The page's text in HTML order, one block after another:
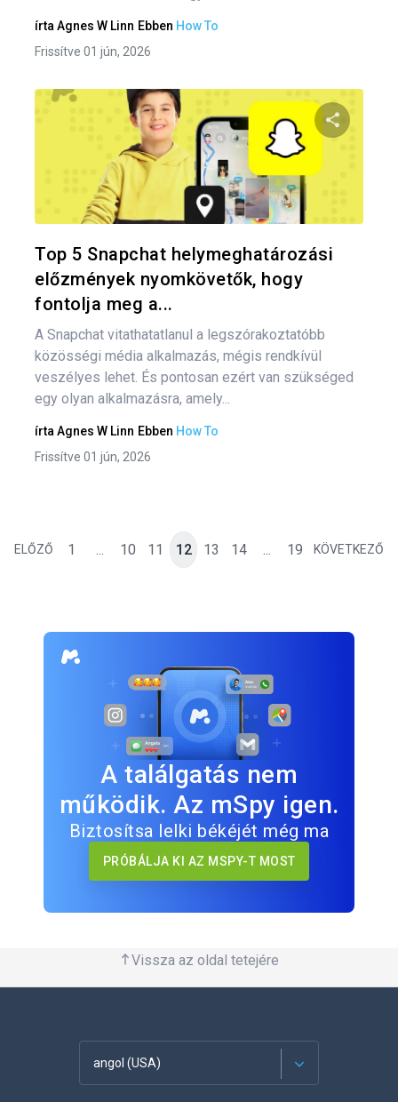
írta Agnes W Linn Ebben How To
Frissítve 01 jún, 2026
Top 5 Snapchat helymeghatározási
előzmények nyomkövetők, hogy
fontolja meg a...
A Snapchat vitathatatlanul a legszórakoztatóbb
közösségi média alkalmazás, mégis rendkívül
veszélyes lehet. És pontosan ezért van szükséged
egy olyan alkalmazásra, amely...
írta Agnes W Linn Ebben How To
Frissítve 01 jún, 2026
ELŐZŐ 1 ... 10 11 12 13 14 ... 19 KÖVETKEZŐ
A találgatás nem
működik. Az mSpy igen.
Biztosítsa lelki békéjét még ma
PRÓBÁLJA KI AZ MSPY-T MOST
Vissza az oldal tetejére
angol (USA)